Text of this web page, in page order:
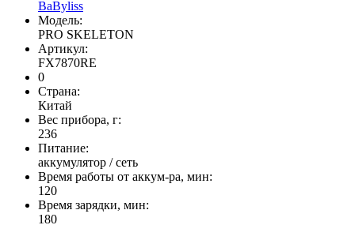
BaByliss
Модель:
PRO SKELETON
Артикул:
FX7870RE
0
Страна:
Китай
Вес прибора, г:
236
Питание:
аккумулятор / сеть
Время работы от аккум-ра, мин:
120
Время зарядки, мин:
180